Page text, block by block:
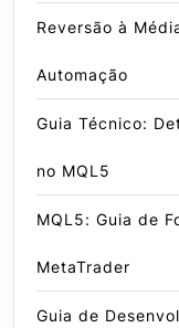
Reversão à
Automação
Guia Técnico:
no MQL5
MQL5: Guia de
MetaTrader
Guia de